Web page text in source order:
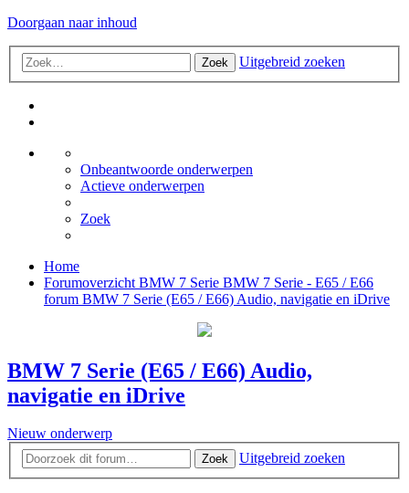
Doorgaan naar inhoud
Zoek Uitgebreid zoeken
Onbeantwoorde onderwerpen
Actieve onderwerpen
Zoek
Home
Forumoverzicht BMW 7 Serie BMW 7 Serie - E65 / E66
forum BMW 7 Serie (E65 / E66) Audio, navigatie en iDrive
BMW 7 Serie (E65 / E66) Audio,
navigatie en iDrive
Nieuw onderwerp
Zoek Uitgebreid zoeken